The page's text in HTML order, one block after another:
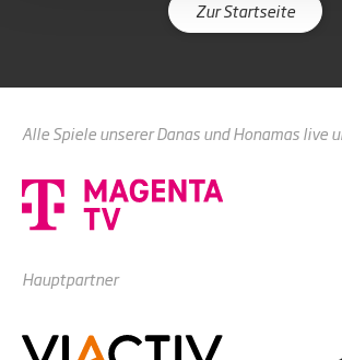
Zur Startseite
Alle Spiele unserer Danas und Honamas live
Hauptpartner